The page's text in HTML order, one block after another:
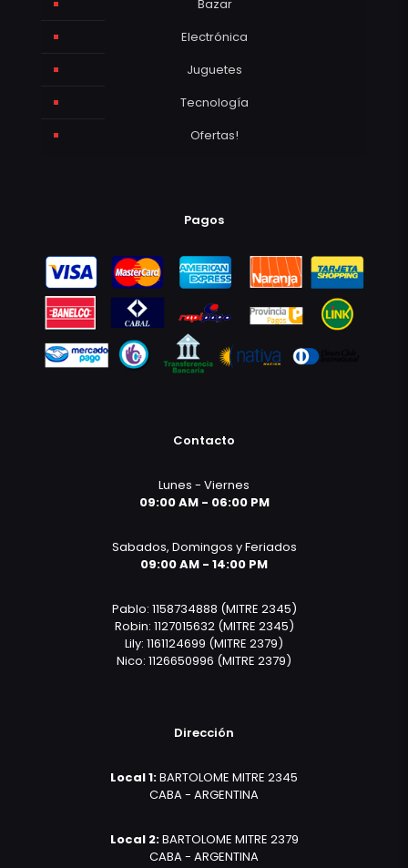
Bazar
Electrónica
Juguetes
Tecnología
Ofertas!
Pagos
Contacto
Lunes - Viernes
09:00 AM - 06:00 PM
Sabados, Domingos y Feriados
09:00 AM - 14:00 PM
Pablo: 1158734888 (MITRE 2345)
Robin: 1127015632 (MITRE 2345)
Lily: 1161124699 (MITRE 2379)
Nico: 1126650996 (MITRE 2379)
Dirección
Local 1:BARTOLOME MITRE 2345
CABA - ARGENTINA
Local 2:BARTOLOME MITRE 2379
CABA - ARGENTINA